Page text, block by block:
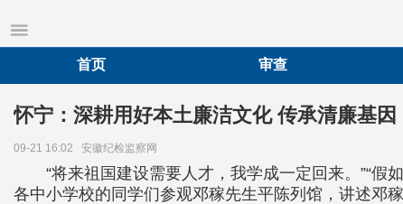
首页
审查
怀宁：深耕用好本土廉洁文化 传承清廉基因
09-21 16:02 安徽纪检监察网
“将来祖国建设需要人才，我学成一定回来。”“
各中小学校的同学们参观邓稼先生平陈列馆，讲述邓